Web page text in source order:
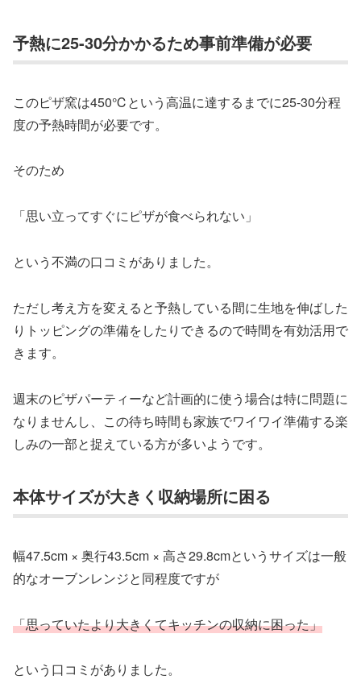
予熱に25-30分かかるため事前準備が必要
このピザ窯は450℃という高温に達するまでに25-30分程
度の予熱時間が必要です。
そのため
「思い立ってすぐにピザが食べられない」
という不満の口コミがありました。
ただし考え方を変えると予熱している間に生地を伸ばした
りトッピングの準備をしたりできるので時間を有効活用で
きます。
週末のピザパーティーなど計画的に使う場合は特に問題に
なりませんし、この待ち時間も家族でワイワイ準備する楽
しみの一部と捉えている方が多いようです。
本体サイズが大きく収納場所に困る
幅47.5cm × 奥行43.5cm × 高さ29.8cmというサイズは一般
的なオーブンレンジと同程度ですが
「思っていたより大きくてキッチンの収納に困った」
という口コミがありました。